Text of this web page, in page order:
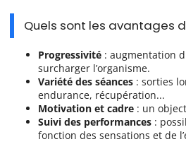
Quels sont les avantages
Progressivité : augmentation
surcharger l’organisme.
Variété des séances : sorties
endurance, récupération...
Motivation et cadre : un
Suivi des performances :
fonction des sensations et de